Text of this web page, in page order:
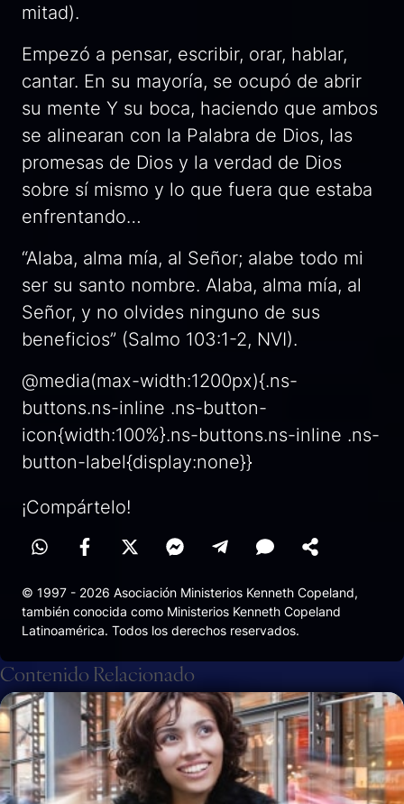
mitad).
Empezó a pensar, escribir, orar, hablar,
cantar. En su mayoría, se ocupó de abrir
su mente Y su boca, haciendo que ambos
se alinearan con la Palabra de Dios, las
promesas de Dios y la verdad de Dios
sobre sí mismo y lo que fuera que estaba
enfrentando…
“Alaba, alma mía, al Señor; alabe todo mi
ser su santo nombre. Alaba, alma mía, al
Señor, y no olvides ninguno de sus
beneficios” (Salmo 103:1-2, NVI).
@media(max-width:1200px){.ns-
buttons.ns-inline .ns-button-
icon{width:100%}.ns-buttons.ns-inline .ns-
button-label{display:none}}
¡Compártelo!
© 1997 - 2026 Asociación Ministerios Kenneth Copeland,
también conocida como Ministerios Kenneth Copeland
Latinoamérica. Todos los derechos reservados.
Contenido Relacionado